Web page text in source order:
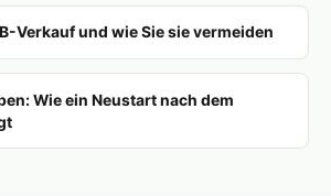
Verkauf und wie Sie sie vermeiden
Wie ein Neustart nach dem